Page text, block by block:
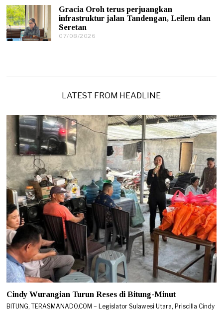
6
8
/
Gracia Oroh terus perjuangkan
infrastruktur jalan Tandengan, Leilem dan
Seretan
07/08/2026
/
0
2
LATEST FROM HEADLINE
Cindy Wurangian Turun Reses di Bitung-Minut
BITUNG, TERASMANADO.COM – Legislator Sulawesi Utara, Priscilla Cindy